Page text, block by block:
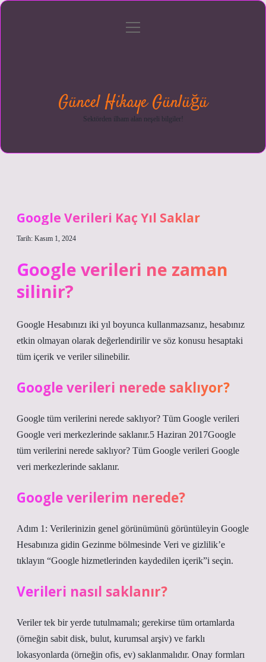
menüyü
Güncel Hikaye Günlüğü
Sektörden ilham alan neşeli bilgiler!
Google Verileri Kaç Yıl Saklar
Tarih: Kasım 1, 2024
Google verileri ne zaman
silinir?
Google Hesabınızı iki yıl boyunca kullanmazsanız, hesabınız
etkin olmayan olarak değerlendirilir ve söz konusu hesaptaki
tüm içerik ve veriler silinebilir.
Google verileri nerede saklıyor?
Google tüm verilerini nerede saklıyor? Tüm Google verileri
Google veri merkezlerinde saklanır.5 Haziran 2017Google
tüm verilerini nerede saklıyor? Tüm Google verileri Google
veri merkezlerinde saklanır.
Google verilerim nerede?
Adım 1: Verilerinizin genel görünümünü görüntüleyin Google
Hesabınıza gidin Gezinme bölmesinde Veri ve gizlilik’e
tıklayın “Google hizmetlerinden kaydedilen içerik”i seçin.
Verileri nasıl saklanır?
Veriler tek bir yerde tutulmamalı; gerekirse tüm ortamlarda
(örneğin sabit disk, bulut, kurumsal arşiv) ve farklı
lokasyonlarda (örneğin ofis, ev) saklanmalıdır. Onay formları